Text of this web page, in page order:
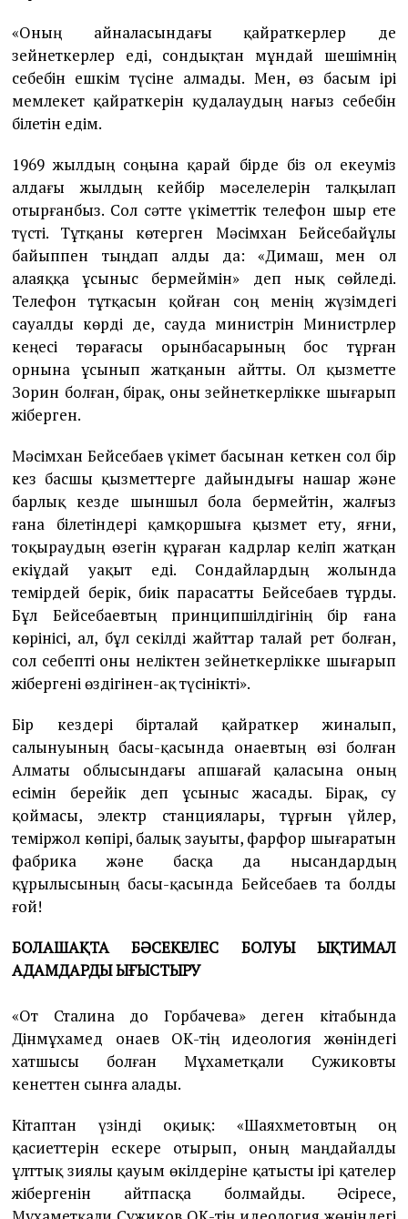
«Оның айналасындағы қайраткерлер де
зейнеткерлер еді, сондықтан мұндай шешімнің
себебін ешкім түсіне алмады. Мен, өз басым ірі
мемлекет қайраткерін қудалаудың нағыз себебін
білетін едім.
1969 жылдың соңына қарай бірде біз ол екеуміз
алдағы жылдың кейбір мәселелерін талқылап
отырғанбыз. Сол сәтте үкіметтік телефон шыр ете
түсті. Тұтқаны көтерген Мәсімхан Бейсебайұлы
байыппен тыңдап алды да: «Димаш, мен ол
алаяққа ұсыныс бермеймін» деп нық сөйледі.
Телефон тұтқасын қойған соң менің жүзімдегі
сауалды көрді де, сауда министрін Министрлер
кеңесі төрағасы орынбасарының бос тұрған
орнына ұсынып жатқанын айтты. Ол қызметте
Зорин болған, бірақ, оны зейнеткерлікке шығарып
жіберген.
Мәсімхан Бейсебаев үкімет басынан кеткен сол бір
кез басшы қызметтерге дайындығы нашар және
барлық кезде шыншыл бола бермейтін, жалғыз
ғана білетіндері қамқоршыға қызмет ету, яғни,
тоқыраудың өзегін құраған кадрлар келіп жатқан
екіұдай уақыт еді. Сондайлардың жолында
темірдей берік, биік парасатты Бейсебаев тұрды.
Бұл Бейсебаевтың принципшілдігінің бір ғана
көрінісі, ал, бұл секілді жайттар талай рет болған,
сол себепті оны неліктен зейнеткерлікке шығарып
жібергені өздігінен-ақ түсінікті».
Бір кездері бірталай қайраткер жиналып,
салынуының басы-қасында Қонаевтың өзі болған
Алматы облысындағы Қапшағай қаласына оның
есімін берейік деп ұсыныс жасады. Бірақ, су
қоймасы, электр станциялары, тұрғын үйлер,
теміржол көпірі, балық зауыты, фарфор шығаратын
фабрика және басқа да нысандардың
құрылысының басы-қасында Бейсебаев та болды
ғой!
БОЛАШАҚТА БӘСЕКЕЛЕС БОЛУЫ ЫҚТИМАЛ
АДАМДАРДЫ ЫҒЫСТЫРУ
«От Сталина до Горбачева» деген кітабында
Дінмұхамед Қонаев ОК-тің идеология жөніндегі
хатшысы болған Мұхаметқали Сужиковты
кенеттен сынға алады.
Кітаптан үзінді оқиық: «Шаяхметовтың оң
қасиеттерін ескере отырып, оның маңдайалды
ұлттық зиялы қауым өкілдеріне қатысты ірі қателер
жібергенін айтпасқа болмайды. Әсіресе,